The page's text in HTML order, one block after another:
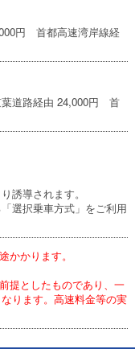
円 首都高速湾岸線経
葉道路経由 24,000円 首
誘導されます。
選択乗車方式」をご利用
かります。
提としたものであり、一
ります。高速料金等の実